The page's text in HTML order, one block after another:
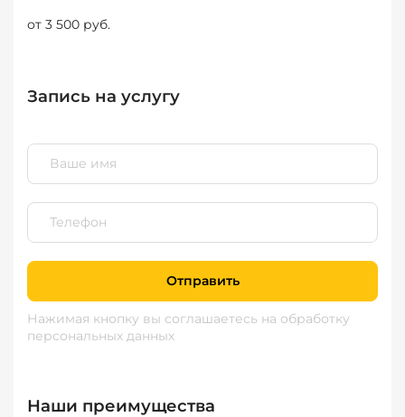
от 3 500 руб.
Запись на услугу
Отправить
Нажимая кнопку вы соглашаетесь на обработку
персональных данных
Наши преимущества